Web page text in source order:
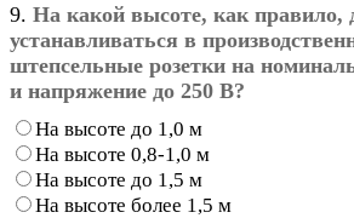
9. На какой высоте, как
устанавливаться в
штепсельные розетки на
и напряжение до 250 В?
На высоте до 1,0 м
На высоте 0,8-1,0 м
На высоте до 1,5 м
На высоте более 1,5 м